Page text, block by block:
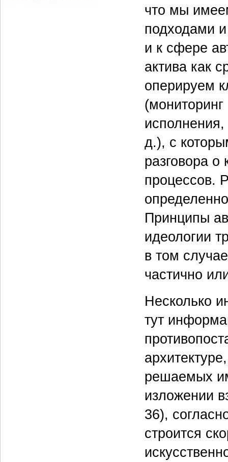
что мы
подходами
и к сфере
актива как
оперируем
(мониторинг
д.), с
разговора о
процессов.
Принципы
идеологии
в том
частично
Несколько
тут
решаемых
изложении
36),
строится